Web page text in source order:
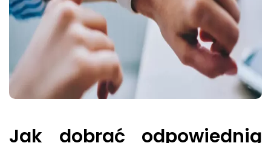
Jak dobrać odpowiednią